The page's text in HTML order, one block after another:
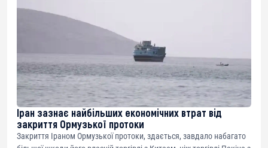
Іран зазнає найбільших економічних втрат від
закриття Ормузької протоки
Закриття Іраном Ормузької протоки, здається, завдало набагато